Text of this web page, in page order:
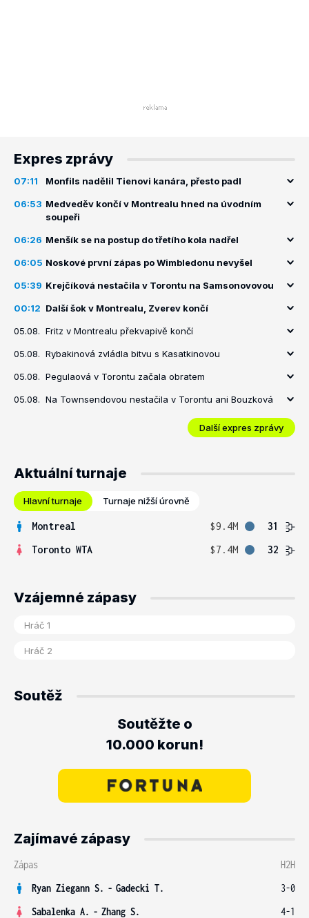
Expres zprávy
07:11 Monfils nadělil Tienovi kanára, přesto padl
06:53 Medveděv končí v Montrealu hned na úvodním
soupeři
06:26 Menšík se na postup do třetího kola nadřel
06:05 Noskové první zápas po Wimbledonu nevyšel
05:39 Krejčíková nestačila v Torontu na Samsonovovou
00:12 Další šok v Montrealu, Zverev končí
05.08. Fritz v Montrealu překvapivě končí
05.08. Rybakinová zvládla bitvu s Kasatkinovou
05.08. Pegulaová v Torontu začala obratem
05.08. Na Townsendovou nestačila v Torontu ani Bouzková
Další expres zprávy
Aktuální turnaje
Hlavní turnaje Turnaje nižší úrovně
Montreal $9.4M
31
Toronto WTA
$7.4M 32
Vzájemné zápasy
Soutěž
Soutěžte o
10.000 korun!
Zajímavé zápasy
Zápas
H2H
Ryan Ziegann S. - Gadecki T.
3-0
Sabalenka A. - Zhang S.
4-1